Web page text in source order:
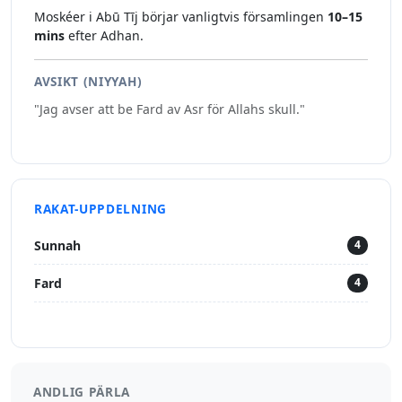
Moskéer i Abū Tīj börjar vanligtvis församlingen 10–15
mins efter Adhan.
AVSIKT (NIYYAH)
"Jag avser att be Fard av Asr för Allahs skull."
RAKAT-UPPDELNING
Sunnah 4
Fard 4
ANDLIG PÄRLA